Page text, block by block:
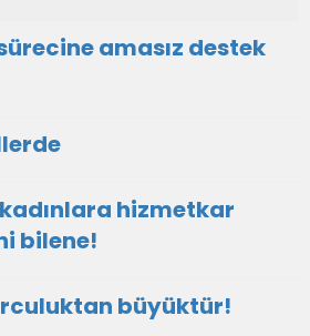
amasız destek
hizmetkar
bilene!
büyüktür!